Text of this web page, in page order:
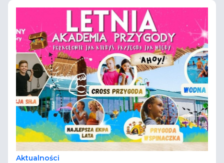
Aktualności